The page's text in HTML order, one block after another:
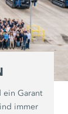
Garant
immer